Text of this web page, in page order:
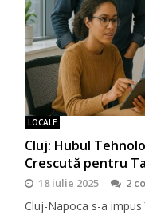
LOCALE
Cluj: Hubul
Crescută pentru
18 iulie 2025 2
Cluj-Napoca s-a